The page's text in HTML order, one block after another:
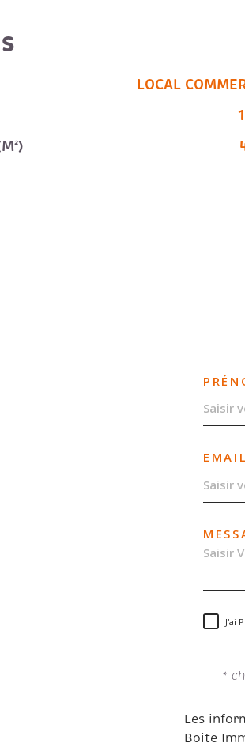
LOCAL
J'ai
*
Les
Boite